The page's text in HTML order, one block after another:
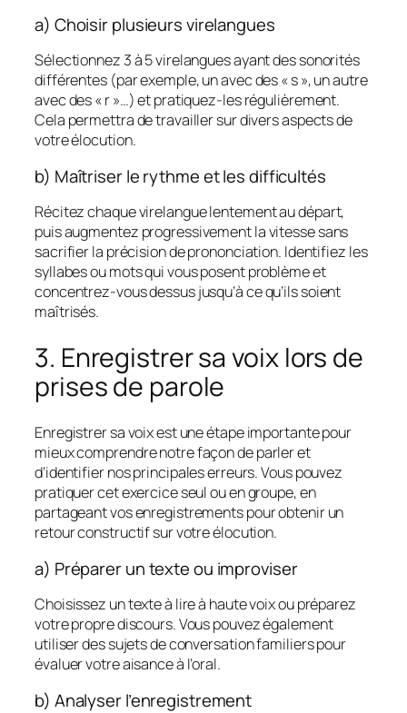
a) Choisir plusieurs virelangues
Sélectionnez 3 à 5 virelangues ayant des sonorités
différentes (par exemple, un avec des « s », un autre
avec des « r »…) et pratiquez-les régulièrement.
Cela permettra de travailler sur divers aspects de
votre élocution.
b) Maîtriser le rythme et les difficultés
Récitez chaque virelangue lentement au départ,
puis augmentez progressivement la vitesse sans
sacrifier la précision de prononciation. Identifiez les
syllabes ou mots qui vous posent problème et
concentrez-vous dessus jusqu’à ce qu’ils soient
maîtrisés.
3. Enregistrer sa voix lors de
prises de parole
Enregistrer sa voix est une étape importante pour
mieux comprendre notre façon de parler et
d’identifier nos principales erreurs. Vous pouvez
pratiquer cet exercice seul ou en groupe, en
partageant vos enregistrements pour obtenir un
retour constructif sur votre élocution.
a) Préparer un texte ou improviser
Choisissez un texte à lire à haute voix ou préparez
votre propre discours. Vous pouvez également
utiliser des sujets de conversation familiers pour
évaluer votre aisance à l’oral.
b) Analyser l’enregistrement